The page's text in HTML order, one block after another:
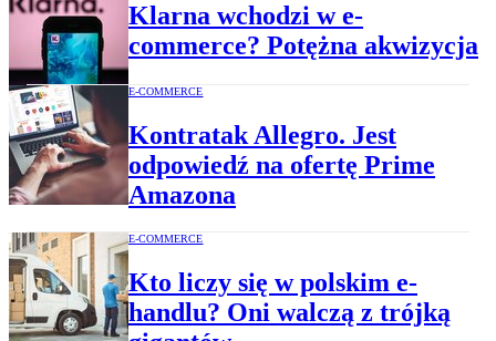
Klarna wchodzi w e-
commerce? Potężna akwizycja
E-COMMERCE
Kontratak Allegro. Jest
odpowiedź na ofertę Prime
Amazona
E-COMMERCE
Kto liczy się w polskim e-
handlu? Oni walczą z trójką